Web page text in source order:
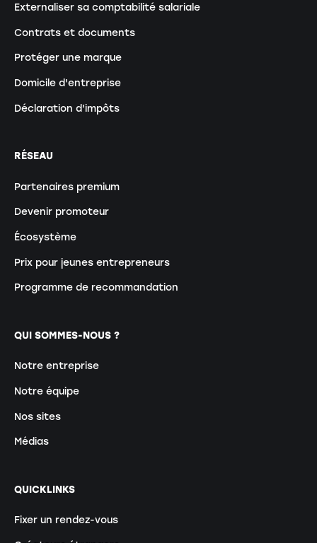
Externaliser sa comptabilité salariale
Contrats et documents
Protéger une marque
Domicile d'entreprise
Déclaration d'impôts
RÉSEAU
Partenaires premium
Devenir promoteur
Écosystème
Prix pour jeunes entrepreneurs
Programme de recommandation
QUI SOMMES-NOUS ?
Notre entreprise
Notre équipe
Nos sites
Médias
QUICKLINKS
Fixer un rendez-vous